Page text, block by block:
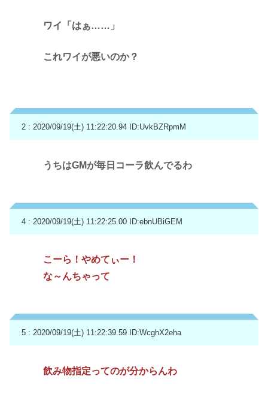
ワイ「はぁ……」
これワイが悪いのか？
2 : 2020/09/19(土) 11:22:20.94 ID:UvkBZRpmM
うちはGMが毎日コーラ飲んでるわ
4 : 2020/09/19(土) 11:22:25.00 ID:ebnUBiGEM
こーら！やめてぃー！
な～んちゃって
5 : 2020/09/19(土) 11:22:39.59 ID:WcghX2eha
飲み物指定ってのが分からんわ